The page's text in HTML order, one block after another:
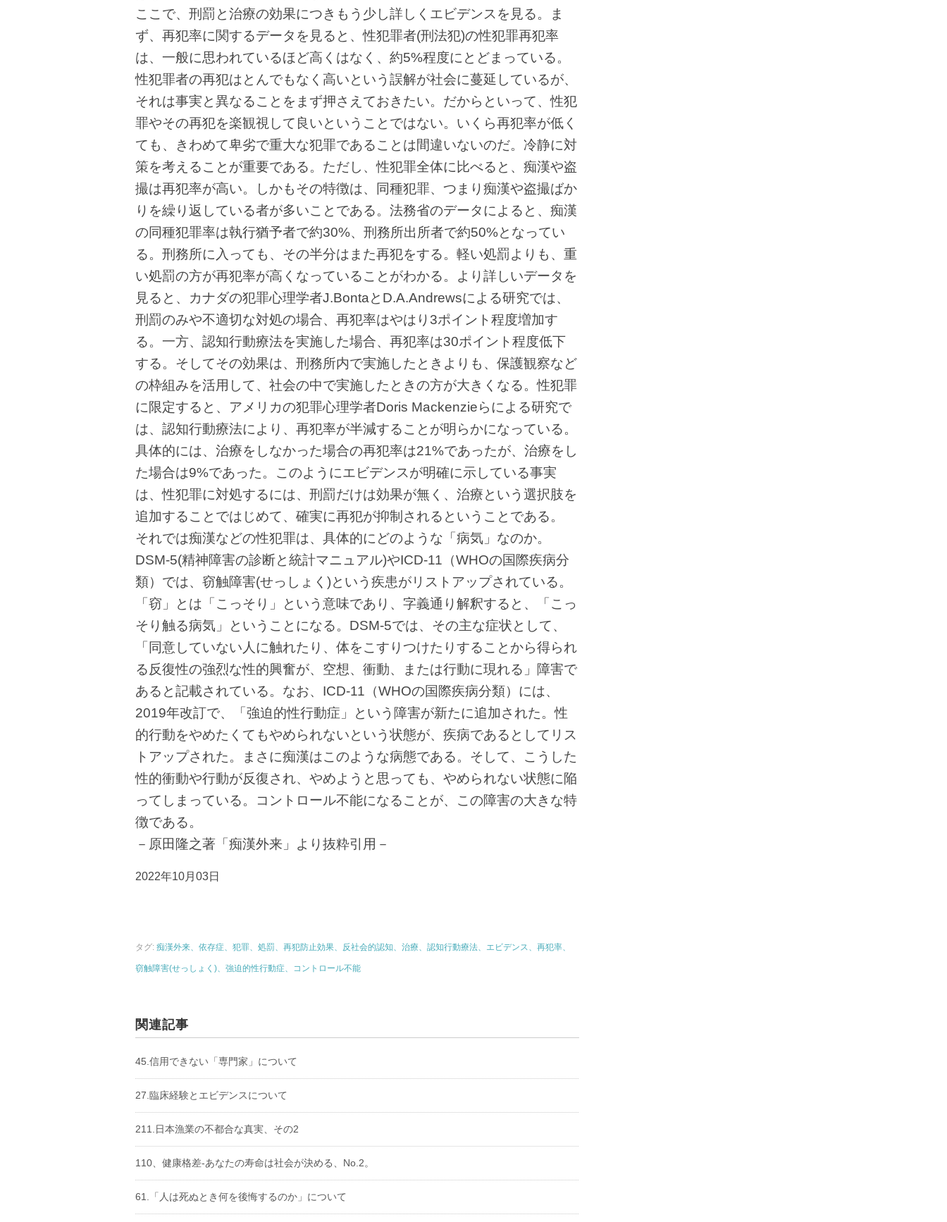
ここで、刑罰と治療の効果につきもう少し詳しくエビデンスを見る。ま
ず、再犯率に関するデータを見ると、性犯罪者(刑法犯)の性犯罪再犯率
は、一般に思われているほど高くはなく、約5%程度にとどまっている。
性犯罪者の再犯はとんでもなく高いという誤解が社会に蔓延しているが、
それは事実と異なることをまず押さえておきたい。だからといって、性犯
罪やその再犯を楽観視して良いということではない。いくら再犯率が低く
ても、きわめて卑劣で重大な犯罪であることは間違いないのだ。冷静に対
策を考えることが重要である。ただし、性犯罪全体に比べると、痴漢や盗
撮は再犯率が高い。しかもその特徴は、同種犯罪、つまり痴漢や盗撮ばか
りを繰り返している者が多いことである。法務省のデータによると、痴漢
の同種犯罪率は執行猶予者で約30%、刑務所出所者で約50%となってい
る。刑務所に入っても、その半分はまた再犯をする。軽い処罰よりも、重
い処罰の方が再犯率が高くなっていることがわかる。より詳しいデータを
見ると、カナダの犯罪心理学者J.BontaとD.A.Andrewsによる研究では、
刑罰のみや不適切な対処の場合、再犯率はやはり3ポイント程度増加す
る。一方、認知行動療法を実施した場合、再犯率は30ポイント程度低下
する。そしてその効果は、刑務所内で実施したときよりも、保護観察など
の枠組みを活用して、社会の中で実施したときの方が大きくなる。性犯罪
に限定すると、アメリカの犯罪心理学者Doris Mackenzieらによる研究で
は、認知行動療法により、再犯率が半減することが明らかになっている。
具体的には、治療をしなかった場合の再犯率は21%であったが、治療をし
た場合は9%であった。このようにエビデンスが明確に示している事実
は、性犯罪に対処するには、刑罰だけは効果が無く、治療という選択肢を
追加することではじめて、確実に再犯が抑制されるということである。
それでは痴漢などの性犯罪は、具体的にどのような「病気」なのか。
DSM-5(精神障害の診断と統計マニュアル)やICD-11（WHOの国際疾病分
類）では、窃触障害(せっしょく)という疾患がリストアップされている。
「窃」とは「こっそり」という意味であり、字義通り解釈すると、「こっ
そり触る病気」ということになる。DSM-5では、その主な症状として、
「同意していない人に触れたり、体をこすりつけたりすることから得られ
る反復性の強烈な性的興奮が、空想、衝動、または行動に現れる」障害で
あると記載されている。なお、ICD-11（WHOの国際疾病分類）には、
2019年改訂で、「強迫的性行動症」という障害が新たに追加された。性
的行動をやめたくてもやめられないという状態が、疾病であるとしてリス
トアップされた。まさに痴漢はこのような病態である。そして、こうした
性的衝動や行動が反復され、やめようと思っても、やめられない状態に陥
ってしまっている。コントロール不能になることが、この障害の大きな特
徴である。
－原田隆之著「痴漢外来」より抜粋引用－
2022年10月03日
タグ: 痴漢外来、依存症、犯罪、処罰、再犯防止効果、反社会的認知、治療、認知行動療法、エビデンス、再犯率、
窃触障害(せっしょく)、強迫的性行動症、コントロール不能
関連記事
45.信用できない「専門家」について
27.臨床経験とエビデンスについて
211.日本漁業の不都合な真実、その2
110、健康格差-あなたの寿命は社会が決める、No.2。
61.「人は死ぬとき何を後悔するのか」について